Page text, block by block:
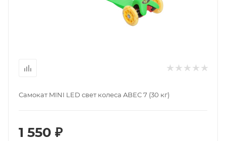
Самокат MINI LED свет колеса ABEC 7 (30 кг)
1 550 ₽